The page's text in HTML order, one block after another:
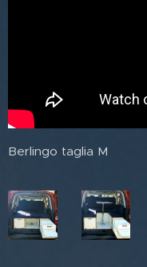
Berlingo taglia M